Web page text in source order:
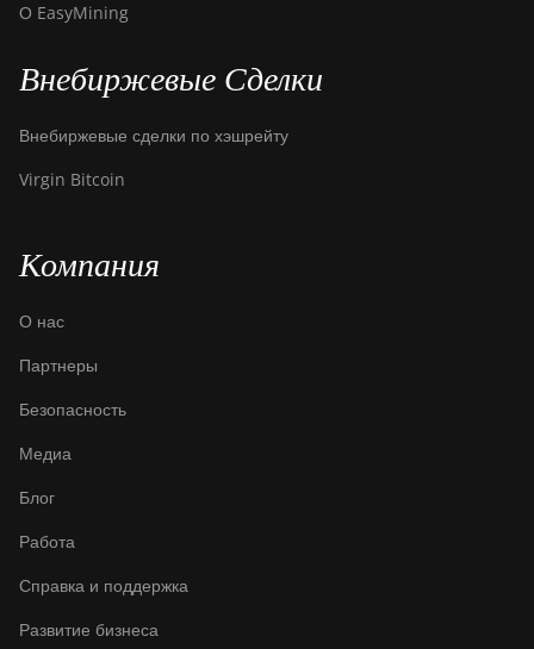
О EasyMining
Внебиржевые Сделки
Внебиржевые сделки по хэшрейту
Virgin Bitcoin
Компания
О нас
Партнеры
Безопасность
Медиа
Блог
Работа
Справка и поддержка
Развитие бизнеса